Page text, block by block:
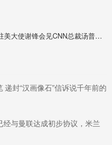
天弘优配 驻美大使谢锋会见CNN总裁汤普森：双方讨论中美关系、媒体发展等问题
封“汉画像石”信诉说千年前的
与曼联达成初步协议，米兰